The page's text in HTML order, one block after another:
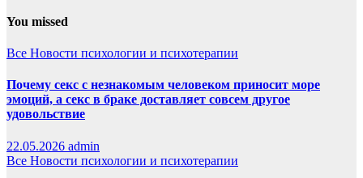
You missed
Все Новости психологии и психотерапии
Почему секс с незнакомым человеком приносит море
эмоций, а секс в браке доставляет совсем другое
удовольствие
22.05.2026 admin
Все Новости психологии и психотерапии